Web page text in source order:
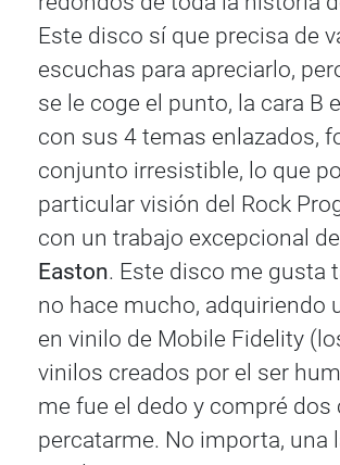
Este disco sí que precisa de
escuchas para apreciarlo,
se le coge el punto, la cara B
con sus 4 temas enlazados,
conjunto irresistible, lo que
particular visión del Rock
con un trabajo excepcional de
Easton. Este disco me gusta
no hace mucho, adquiriendo
en vinilo de Mobile Fidelity
vinilos creados por el ser
me fue el dedo y compré dos
percatarme. No importa, una